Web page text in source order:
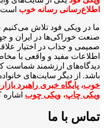
اطلاع‌رسانی رسانه خوب
ما در ویکی‌ فود تلاش می‌کنیم
صنعت خوراکی‌ها در ایران و
صمیمی و جذاب در اختیار
اطلاعات مفید و واقعی با
دیدگاه‌های ارزشمند شماست
باشد. از دیگر سایت‌های
خوب، پایگاه خبری راهبرد بازار
ویکی چاپ، ویکی چوب اشاره
تماس با ما